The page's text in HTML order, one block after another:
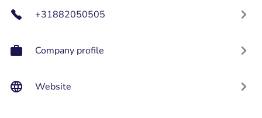
+31882050505
Company profile
Website